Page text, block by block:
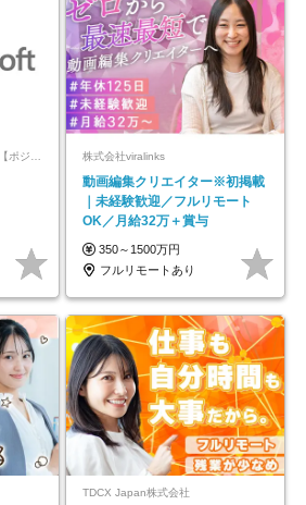
日本マイクロソフト株式会社【ポジションマッチ登録】 株式会社viralinks
動画編集クリエイター※初掲載
｜未経験歓迎／フルリモート
OK／月給32万＋賞与
350～1500万円
フルリモートあり
TDCX Japan株式会社